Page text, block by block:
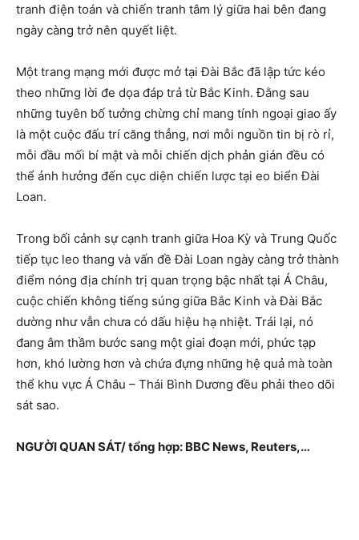
tranh điện toán và chiến tranh tâm lý giữa hai bên đang
ngày càng trở nên quyết liệt.
Một trang mạng mới được mở tại Đài Bắc đã lập tức kéo
theo những lời đe dọa đáp trả từ Bắc Kinh. Đằng sau
những tuyên bố tưởng chừng chỉ mang tính ngoại giao ấy
là một cuộc đấu trí căng thẳng, nơi mỗi nguồn tin bị rò rỉ,
mỗi đầu mối bí mật và mỗi chiến dịch phản gián đều có
thể ảnh hưởng đến cục diện chiến lược tại eo biển Đài
Loan.
Trong bối cảnh sự cạnh tranh giữa Hoa Kỳ và Trung Quốc
tiếp tục leo thang và vấn đề Đài Loan ngày càng trở thành
điểm nóng địa chính trị quan trọng bậc nhất tại Á Châu,
cuộc chiến không tiếng súng giữa Bắc Kinh và Đài Bắc
dường như vẫn chưa có dấu hiệu hạ nhiệt. Trái lại, nó
đang âm thầm bước sang một giai đoạn mới, phức tạp
hơn, khó lường hơn và chứa đựng những hệ quả mà toàn
thể khu vực Á Châu – Thái Bình Dương đều phải theo dõi
sát sao.
NGƯỜI QUAN SÁT/ tổng hợp: BBC News, Reuters,…